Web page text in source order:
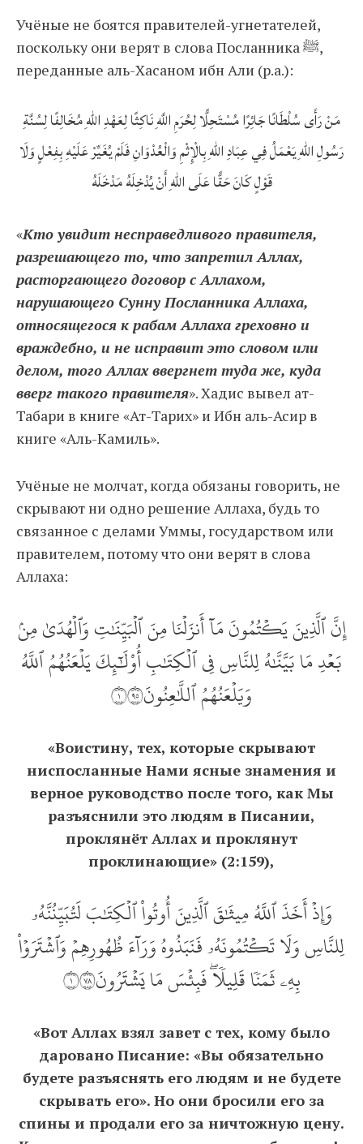
Учёные не боятся правителей-угнетателей,
поскольку они верят в слова Посланника ﷺ,
переданные аль-Хасаном ибн Али (р.а.):
مَنْ رَأَى سُلْطَانًا جَائِرًا مُسْتَحِلًّا لِحُرَمِ اللَّهِ نَاكِثًا لِعَهْدِ اللهِ مُخَالِفًا لِسُنَّةِ
رَسُولِ اللهِ يَعْمَلُ فِي عِبَادِ اللهِ بِالْإِثْمِ وَالْعُدْوَانِ فَلَمْ يُغَيِّرْ عَلَيْهِ بِفِعْلٍ وَلَا
قَوْلٍ كَانَ حَقًّا عَلَى اللهِ أَنْ يُدْخِلَهُ مَدْخَلَهُ
«Кто увидит несправедливого правителя,
разрешающего то, что запретил Аллах,
расторгающего договор с Аллахом,
нарушающего Сунну Посланника Аллаха,
относящегося к рабам Аллаха греховно и
враждебно, и не исправит это словом или
делом, того Аллах ввергнет туда же, куда
вверг такого правителя». Хадис вывел ат-
Табари в книге «Ат-Тарих» и Ибн аль-Асир в
книге «Аль-Камиль».
Учёные не молчат, когда обязаны говорить, не
скрывают ни одно решение Аллаха, будь то
связанное с делами Уммы, государством или
правителем, потому что они верят в слова
Аллаха:
إِنَّ ٱلَّذِينَ يَكۡتُمُونَ مَآ أَنزَلۡنَا مِنَ ٱلۡبَيِّنَٰتِ وَٱلۡهُدَىٰ مِنۢ
بَعۡدِ مَا بَيَّنَّٰهُ لِلنَّاسِ فِي ٱلۡكِتَٰبِ أُوْلَٰٓئِكَ يَلۡعَنُهُمُ ٱللَّهُ
وَيَلۡعَنُهُمُ ٱللَّٰعِنُونَ١٥٩
«Воистину, тех, которые скрывают
ниспосланные Нами ясные знамения и
верное руководство после того, как Мы
разъяснили это людям в Писании,
проклянёт Аллах и проклянут
проклинающие» (2:159),
وَإِذۡ أَخَذَ ٱللَّهُ مِيثَٰقَ ٱلَّذِينَ أُوتُواْ ٱلۡكِتَٰبَ لَتُبَيِّنُنَّهُۥ
لِلنَّاسِ وَلَا تَكۡتُمُونَهُۥ فَنَبَذُوهُ وَرَآءَ ظُهُورِهِمۡ وَٱشۡتَرَوۡاْ
بِهِۦ ثَمَنٗا قَلِيلٗاۖ فَبِئۡسَ مَا يَشۡتَرُونَ١٨٧
«Вот Аллах взял завет с тех, кому было
даровано Писание: «Вы обязательно
будете разъяснять его людям и не будете
скрывать его». Но они бросили его за
спины и продали его за ничтожную цену.